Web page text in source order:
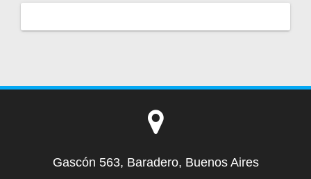
Gascón 563, Baradero, Buenos Aires